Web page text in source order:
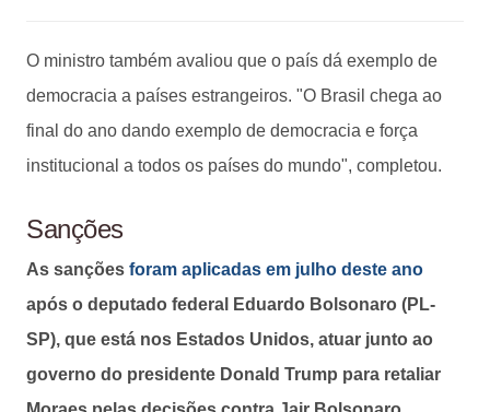
O ministro também avaliou que o país dá exemplo de
democracia a países estrangeiros. "O Brasil chega ao
final do ano dando exemplo de democracia e força
institucional a todos os países do mundo", completou.
Sanções
As sanções foram aplicadas em julho deste ano
após o deputado federal Eduardo Bolsonaro (PL-
SP), que está nos Estados Unidos, atuar junto ao
governo do presidente Donald Trump para retaliar